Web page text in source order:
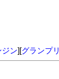
ジン][グランプリ